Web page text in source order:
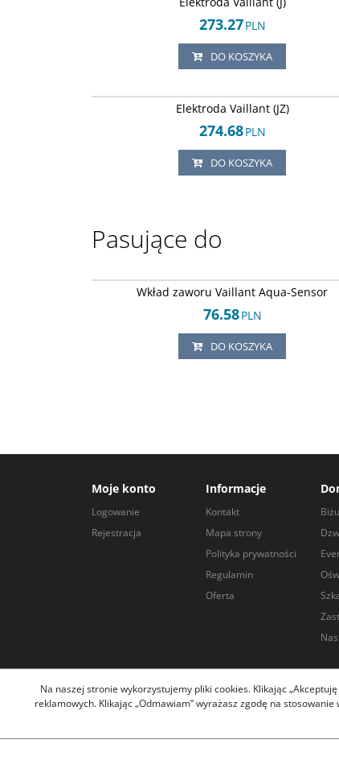
273.27PLN
DO KOSZYKA
Elektroda Vaillant (JZ)
274.68PLN
DO KOSZYKA
Pasujące do
Wkład zaworu Vaillant Aqua-Sensor
76.58PLN
DO KOSZYKA
Moje konto
Logowanie
Rejestracja
Informacje
Kontakt
Mapa strony
Polityka prywatności
Regulamin
Oferta
Copyright
Na naszej stronie wykorzystujemy pliki cookies. Klikając
reklamowych. Klikając „Odmawiam” wyrażasz zgodę na